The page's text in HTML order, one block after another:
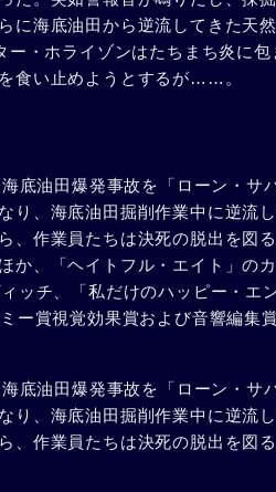
に海底油田から逆流してきた天
・ホライゾンはたちまち炎に包
食い止めようとするが……。
底油田爆発事故を「ローン・サ
り、海底油田掘削作業中に逆流
、作業員たちは決死の脱出を図
か、「ヘイトフル・エイト」の
ッチ、「私だけのハッピー・エ
ー賞視覚効果賞および音響編集
底油田爆発事故を「ローン・サ
り、海底油田掘削作業中に逆流
、作業員たちは決死の脱出を図る